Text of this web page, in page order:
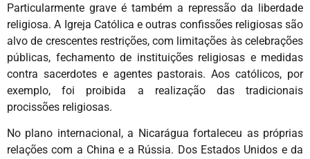
Particularmente grave é também a repressão da liberdade
religiosa. A Igreja Católica e outras confissões religiosas são
alvo de crescentes restrições, com limitações às celebrações
públicas, fechamento de instituições religiosas e medidas
contra sacerdotes e agentes pastorais. Aos católicos, por
exemplo, foi proibida a realização das tradicionais
procissões religiosas.
No plano internacional, a Nicarágua fortaleceu as próprias
relações com a China e a Rússia. Dos Estados Unidos e da